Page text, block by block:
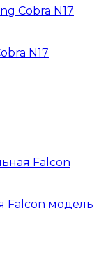
N17
Falcon модель